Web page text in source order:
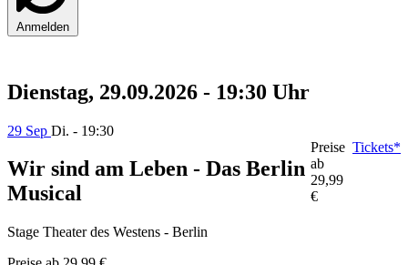
Anmelden
Dienstag, 29.09.2026 - 19:30 Uhr
29 Sep Di. - 19:30
Wir sind am Leben - Das Berlin
Musical
Stage Theater des Westens - Berlin
Preise
ab
29,99
€
Tickets*